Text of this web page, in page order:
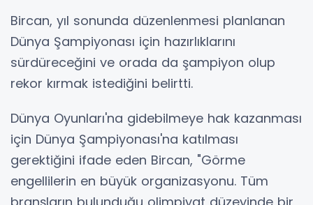
Bircan, yıl sonunda düzenlenmesi planlanan
Dünya Şampiyonası için hazırlıklarını
sürdüreceğini ve orada da şampiyon olup
rekor kırmak istediğini belirtti.
Dünya Oyunları'na gidebilmeye hak kazanması
için Dünya Şampiyonası'na katılması
gerektiğini ifade eden Bircan, "Görme
engellilerin en büyük organizasyonu. Tüm